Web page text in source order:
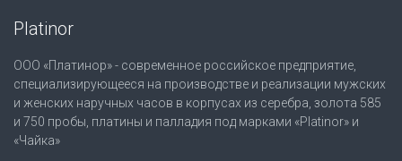
Platinor
ООО «Платинор» - современное российское предприятие,
специализирующееся на производстве и реализации мужских
и женских наручных часов в корпусах из серебра, золота 585
и 750 пробы, платины и палладия под марками «Platinor» и
«Чайка»